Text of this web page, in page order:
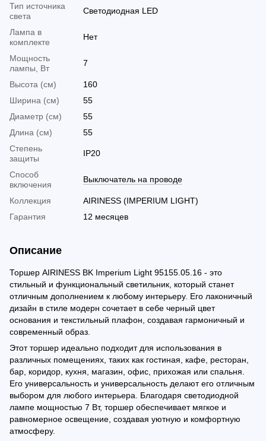
Тип источника
света
Светодиодная LED
Лампа в
комплекте
Нет
Мощность
лампы, Вт
7
Высота (см)
160
Ширина (см)
55
Диаметр (см)
55
Длина (см)
55
Cтепень
защиты
IP20
Способ
включения
Выключатель на проводе
Коллекция
AIRINESS (IMPERIUM LIGHT)
Гарантия
12 месяцев
Описание
Торшер AIRINESS BK Imperium Light 95155.05.16 - это
стильный и функциональный светильник, который станет
отличным дополнением к любому интерьеру. Его лаконичный
дизайн в стиле модерн сочетает в себе черный цвет
основания и текстильный плафон, создавая гармоничный и
современный образ.
Этот торшер идеально подходит для использования в
различных помещениях, таких как гостиная, кафе, ресторан,
бар, коридор, кухня, магазин, офис, прихожая или спальня.
Его универсальность и универсальность делают его отличным
выбором для любого интерьера. Благодаря светодиодной
лампе мощностью 7 Вт, торшер обеспечивает мягкое и
равномерное освещение, создавая уютную и комфортную
атмосферу.